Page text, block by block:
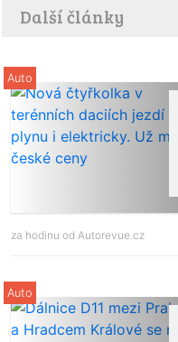
Další články
Auto
za hodinu od Autorevue.cz
Auto